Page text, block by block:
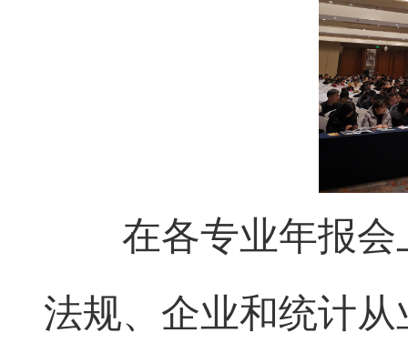
在各专业年报会
法规、企业和统计